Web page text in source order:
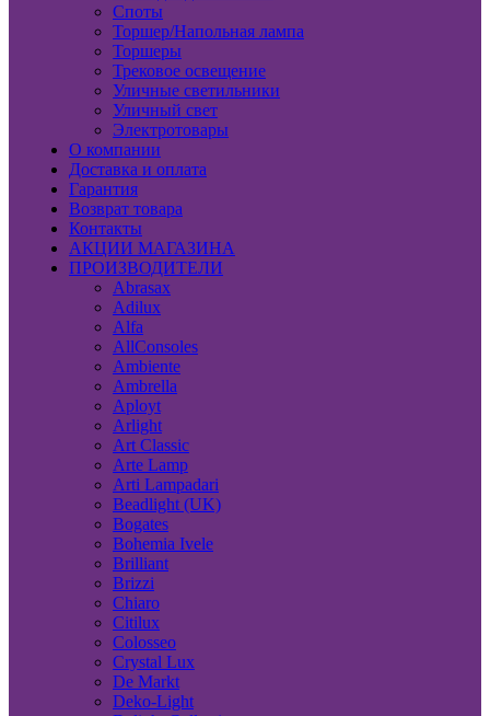
Споты
Торшер/Напольная лампа
Торшеры
Трековое освещение
Уличные светильники
Уличный свет
Электротовары
О компании
Доставка и оплата
Гарантия
Возврат товара
Контакты
АКЦИИ МАГАЗИНА
ПРОИЗВОДИТЕЛИ
Abrasax
Adilux
Alfa
AllConsoles
Ambiente
Ambrella
Aployt
Arlight
Art Classic
Arte Lamp
Arti Lampadari
Beadlight (UK)
Bogates
Bohemia Ivele
Brilliant
Brizzi
Chiaro
Citilux
Colosseo
Crystal Lux
De Markt
Deko-Light